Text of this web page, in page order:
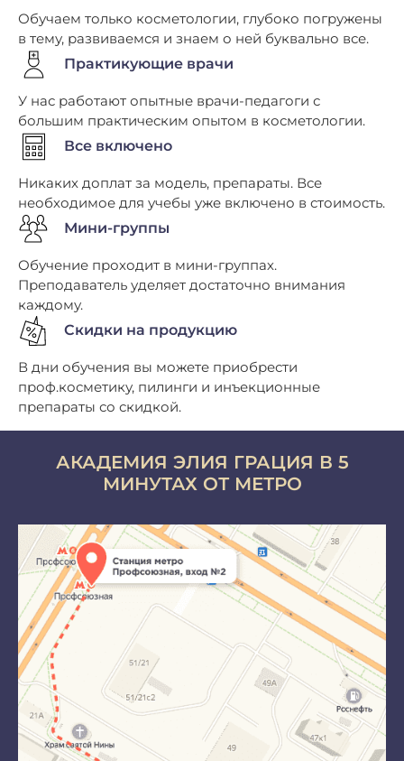
Обучаем только косметологии, глубоко погружены
в тему, развиваемся и знаем о ней буквально все.
Практикующие врачи
У нас работают опытные врачи-педагоги с
большим практическим опытом в косметологии.
Все включено
Никаких доплат за модель, препараты. Все
необходимое для учебы уже включено в стоимость.
Мини-группы
Обучение проходит в мини-группах.
Преподаватель уделяет достаточно внимания
каждому.
Скидки на продукцию
В дни обучения вы можете приобрести
проф.косметику, пилинги и инъекционные
препараты со скидкой.
АКАДЕМИЯ ЭЛИЯ ГРАЦИЯ В 5
МИНУТАХ ОТ МЕТРО